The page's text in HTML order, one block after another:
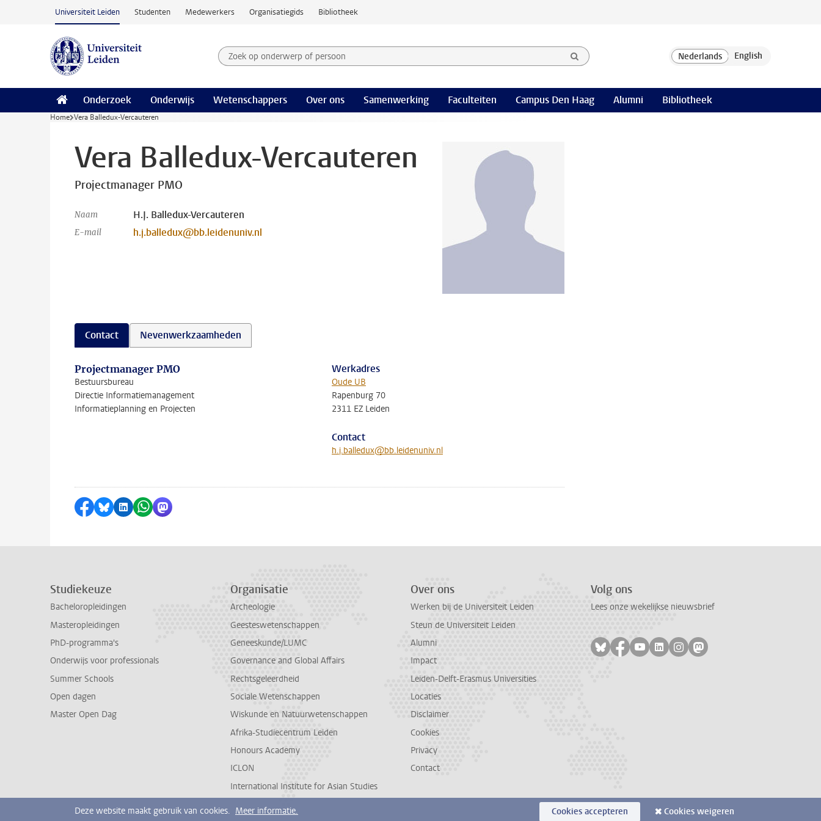
Ga naar hoofdinhoud
Universiteit Leiden Studenten Medewerkers Organisatiegids Bibliotheek
Zoek op onderwerp of persoon en selecteer categorie
Zoekterm
Onderzoek Onderwijs Wetenschappers Over ons Samenwerking Faculteiten Campus Den Haag Alumni Bibliotheek
Home Vera Balledux-Vercauteren
Vera Balledux-Vercauteren
Projectmanager PMO
Naam H.J. Balledux-Vercauteren
E-mail h.j.balledux@bb.leidenuniv.nl
Contact Nevenwerkzaamheden
Projectmanager PMO
Bestuursbureau
Directie Informatiemanagement
Informatieplanning en Projecten
Werkadres
Oude UB
Rapenburg 70
2311 EZ Leiden
Contact
h.j.balledux@bb.leidenuniv.nl
Delen op Facebook
Delen via Bluesky
Delen op LinkedIn
Delen via WhatsApp
Delen via Mastodon
Studiekeuze
Bacheloropleidingen
Masteropleidingen
PhD-programma's
Onderwijs voor professionals
Summer Schools
Open dagen
Master Open Dag
Organisatie
Archeologie
Geesteswetenschappen
Geneeskunde/LUMC
Governance and Global Affairs
Rechtsgeleerdheid
Sociale Wetenschappen
Wiskunde en Natuurwetenschappen
Afrika-Studiecentrum Leiden
Honours Academy
ICLON
International Institute for Asian Studies
Over ons
Werken bij de Universiteit Leiden
Steun de Universiteit Leiden
Alumni
Impact
Leiden-Delft-Erasmus Universities
Locaties
Disclaimer
Cookies
Privacy
Contact
Volg ons
Lees onze wekelijkse nieuwsbrief
Volg ons op bluesky
Volg ons op facebook
Volg ons op youtube
Volg ons op linkedin
Volg ons op instagram
Volg ons op mastodon
Deze website maakt gebruik van cookies. Meer informatie. Cookies accepteren Cookies weigeren